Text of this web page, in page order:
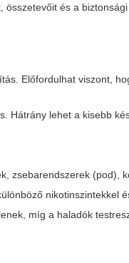
és a
Előfordulhat viszont,
Hátrány lehet a kisebb
zsebarendszerek (pod),
nikotinszintekkel
míg a haladók